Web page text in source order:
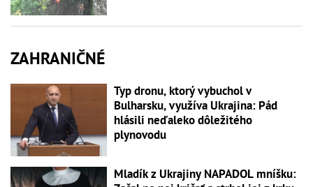
ZAHRANIČNÉ
Typ dronu, ktorý vybuchol v
Bulharsku, využíva Ukrajina: Pád
hlásili neďaleko dôležitého
plynovodu
Mladík z Ukrajiny NAPADOL mníšku: